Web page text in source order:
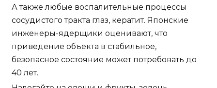
А также любые воспалительные процессы
сосудистого тракта глаз, кератит. Японские
инженеры-ядерщики оценивают, что
приведение объекта в стабильное,
безопасное состояние может потребовать до
40 лет.